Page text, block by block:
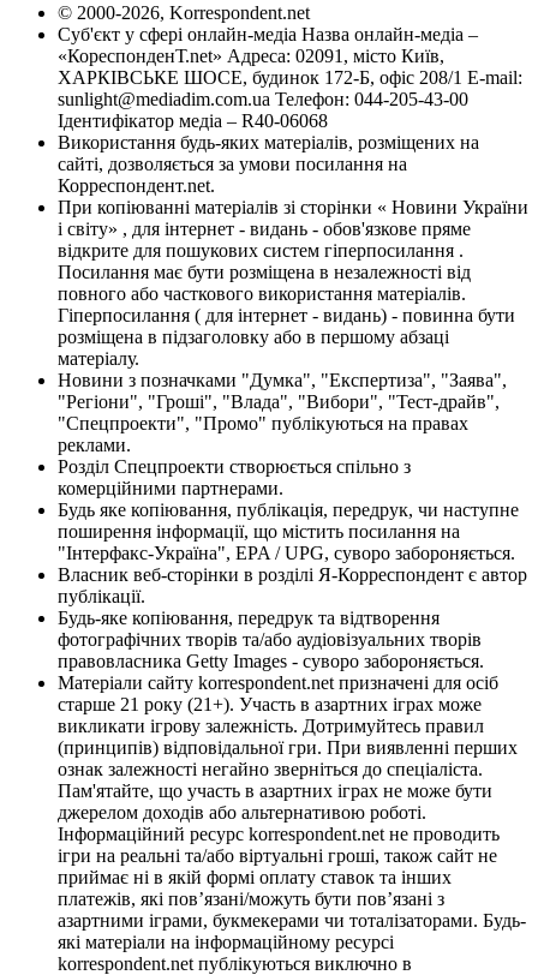
© 2000-2026, Korrespondent.net
Суб'єкт у сфері онлайн-медіа Назва онлайн-медіа –
«КореспонденТ.net» Адреса: 02091, місто Київ,
ХАРКІВСЬКЕ ШОСЕ, будинок 172-Б, офіс 208/1 E-mail:
sunlight@mediadim.com.ua Телефон: 044-205-43-00
Ідентифікатор медіа – R40-06068
Використання будь-яких матеріалів, розміщених на
сайті, дозволяється за умови посилання на
Корреспондент.net.
При копіюванні матеріалів зі сторінки « Новини України
і світу» , для інтернет - видань - обов'язкове пряме
відкрите для пошукових систем гіперпосилання .
Посилання має бути розміщена в незалежності від
повного або часткового використання матеріалів.
Гіперпосилання ( для інтернет - видань) - повинна бути
розміщена в підзаголовку або в першому абзаці
матеріалу.
Новини з позначками "Думка", "Експертиза", "Заява",
"Регіони", "Гроші", "Влада", "Вибори", "Тест-драйв",
"Спецпроекти", "Промо" публікуються на правах
реклами.
Розділ Спецпроекти створюється спільно з
комерційними партнерами.
Будь яке копіювання, публікація, передрук, чи наступне
поширення інформації, що містить посилання на
"Інтерфакс-Україна", EPA / UPG, суворо забороняється.
Власник веб-сторінки в розділі Я-Корреспондент є автор
публікації.
Будь-яке копіювання, передрук та відтворення
фотографічних творів та/або аудіовізуальних творів
правовласника Getty Images - суворо забороняється.
Матеріали сайту korrespondent.net призначені для осіб
старше 21 року (21+). Участь в азартних іграх може
викликати ігрову залежність. Дотримуйтесь правил
(принципів) відповідальної гри. При виявленні перших
ознак залежності негайно зверніться до спеціаліста.
Пам'ятайте, що участь в азартних іграх не може бути
джерелом доходів або альтернативою роботі.
Інформаційний ресурс korrespondent.net не проводить
ігри на реальні та/або віртуальні гроші, також сайт не
приймає ні в якій формі оплату ставок та інших
платежів, які пов’язані/можуть бути пов’язані з
азартними іграми, букмекерами чи тоталізаторами. Будь-
які матеріали на інформаційному ресурсі
korrespondent.net публікуються виключно в